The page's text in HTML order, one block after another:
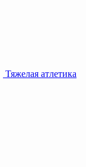
Тяжелая атлетика